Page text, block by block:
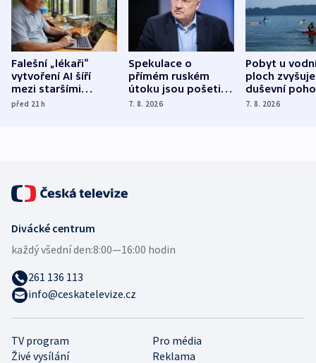
Falešní „lékaři“
vytvoření AI šíří
mezi staršími
Poláky nebezpečné
před 21h
Spekulace o
přímém ruském
útoku jsou pošetilé,
míní estonský
7. 8. 2026
Pobyt u
ploch zvyšuje
duševní
ukázala
7. 8. 2026
TV program
Pro média
Živé vysílání
Reklama
Divácké centrum
každý všední den:8:00—16:00 hodin
261 136 113
info@ceskatelevize.cz